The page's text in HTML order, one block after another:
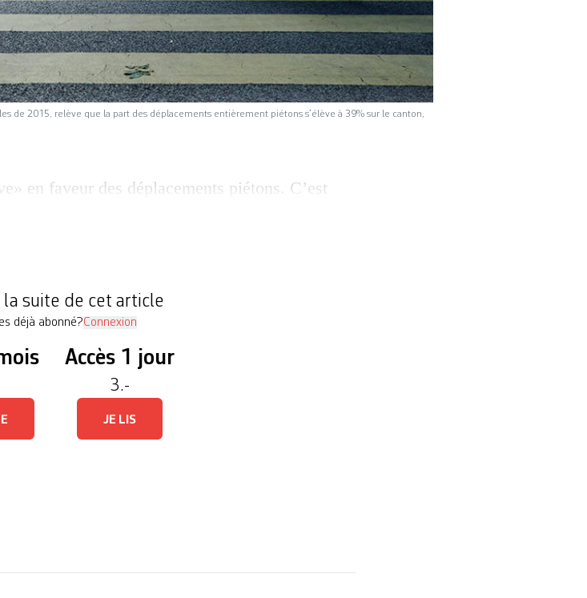
de 2015, relève que la part des déplacements entièrement piétons s’élève à 39% sur le canton,
en faveur des déplacements piétons. C’est
la suite de cet article
déjà abonné?Connexion
Accès 1 jour
3.-
JE LIS